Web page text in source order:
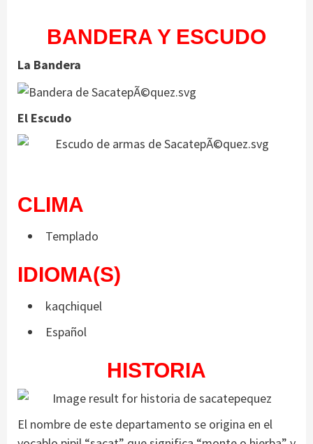
BANDERA Y ESCUDO
La Bandera
El Escudo
CLIMA
Templado
IDIOMA(S)
kaqchiquel
Español
HISTORIA
El nombre de este departamento se origina en el